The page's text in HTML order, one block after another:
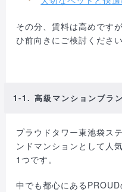
その分、賃料は高めです
ひ前向きにご検討ください
1-1. 高級マンションブラ
プラウドタワー東池袋ス
ンドマンションとして人
1つです。
中でも都心にある